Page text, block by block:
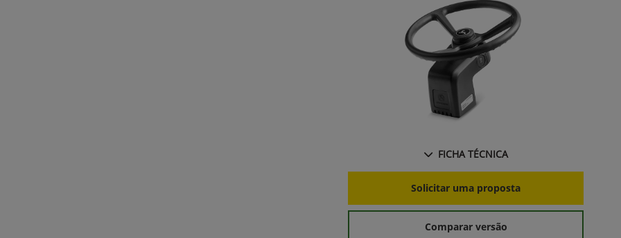
FICHA TÉCNICA
Solicitar uma proposta
Comparar versão